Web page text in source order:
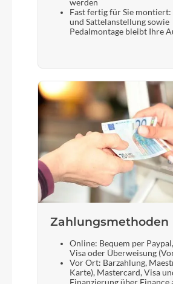
werden
Fast fertig für Sie
und Sattelanstellung sowie
Pedalmontage bleibt Ihre
Zahlungsmethoden
Online: Bequem per
Visa oder Überweisung
Vor Ort: Barzahlung,
Karte), Mastercard, Visa